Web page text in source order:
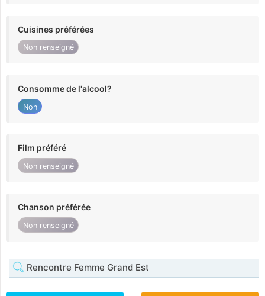
Cuisines préférées
Non renseigné
Consomme de l'alcool?
Non
Film préféré
Non renseigné
Chanson préférée
Non renseigné
Rencontre Femme Grand Est